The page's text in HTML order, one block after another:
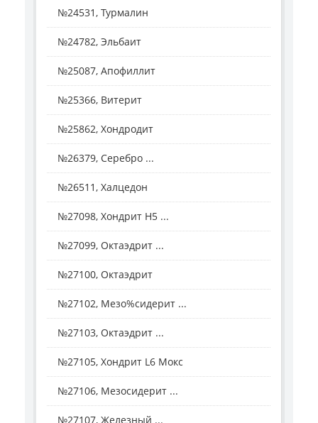
№24531, Турмалин
№24782, Эльбаит
№25087, Апофиллит
№25366, Витерит
№25862, Хондродит
№26379, Серебро ...
№26511, Халцедон
№27098, Хондрит H5 ...
№27099, Октаэдрит ...
№27100, Октаэдрит
№27102, Мезо%сидерит ...
№27103, Октаэдрит ...
№27105, Хондрит L6 Мокс
№27106, Мезосидерит ...
№27107, Железный ...